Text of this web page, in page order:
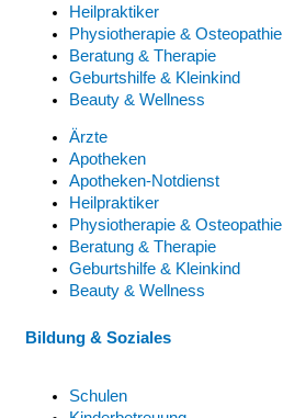
Heilpraktiker
Physiotherapie & Osteopathie
Beratung & Therapie
Geburtshilfe & Kleinkind
Beauty & Wellness
Ärzte
Apotheken
Apotheken-Notdienst
Heilpraktiker
Physiotherapie & Osteopathie
Beratung & Therapie
Geburtshilfe & Kleinkind
Beauty & Wellness
Bildung & Soziales
Schulen